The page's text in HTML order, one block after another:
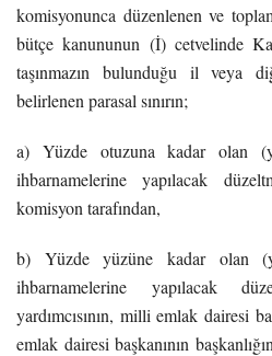
komisyonunca düzenlenen ve
bütçe kanununun (İ) cetvelinde
taşınmazın bulunduğu il veya
belirlenen parasal sınırın;
a) Yüzde otuzuna kadar olan
ihbarnamelerine yapılacak
komisyon tarafından,
b) Yüzde yüzüne kadar olan
ihbarnamelerine yapılacak
yardımcısının, milli emlak dairesi
emlak dairesi başkanının